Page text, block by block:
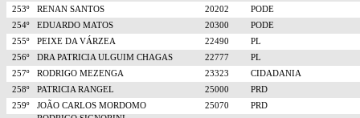
253º
RENAN SANTOS 20202
PODE
254º
EDUARDO MATOS 20300
PODE
255º
PEIXE DA VÁRZEA 22490
PL
256º
DRA PATRICIA ULGUIM CHAGAS 22777
PL
257º
RODRIGO MEZENGA 23323
CIDADANIA
258º
PATRICIA RANGEL 25000
PRD
259º
JOÃO CARLOS MORDOMO 25070
PRD